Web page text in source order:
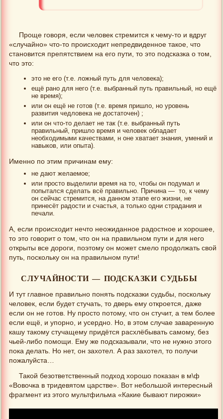
Проще говоря, если человек стремится к чему-то и вдруг
«случайно» что-то происходит непредвиденное такое, что
становится препятствием на его пути, то это подсказка о том,
что это:
это не его (т.е. ложный путь для человека);
ещё рано для него (т.е. выбранный путь правильный, но ещё
не время);
или он ещё не готов (т.е. время пришло, но уровень
развития чедловека не достаточен) ;
или он что-то делает не так (т.е. выбранный путь
правильный, пришло время и человек обладает
необходимыми качествами, н оне хватает знания, умений и
навыков, или опыта).
Именно по этим причинам ему:
не дают желаемое;
или просто выделили время на то, чтобы он подумал и
попытался сделать всё правильно. Причина — то, к чему
он сейчас стремится, на данном этапе его жизни, не
принесёт радости и счастья, а только одни страдания и
печали.
А, если происходит нечто неожиданное радостное и хорошее,
то это говорит о том, что он на правильном пути и для него
открыты все дороги, поэтому он может смело продолжать свой
путь, поскольку он на правильном пути!
СЛУЧАЙНОСТИ — ПОДСКАЗКИ СУДЬБЫ
И тут главное правильно понять подсказки судьбы, поскольку
человек, если будет стучать, то дверь ему откроется, даже
если он не готов. Ну просто потому, что он стучит, а тем более
если ещё, и упорно, и усердно. Но, в этом случае заваренную
кашу такому стучащему придётся расхлёбывать самому, без
чьей-либо помощи. Ему же подсказывали, что не нужно этого
пока делать. Но нет, он захотел. А раз захотел, то получи
пожалуйста…
Такой безответственный подход хорошо показан в м\ф
«Вовочка в тридевятом царстве». Вот небольшой интересный
фрагмент из этого мультфильма «Какие бывают пирожки»